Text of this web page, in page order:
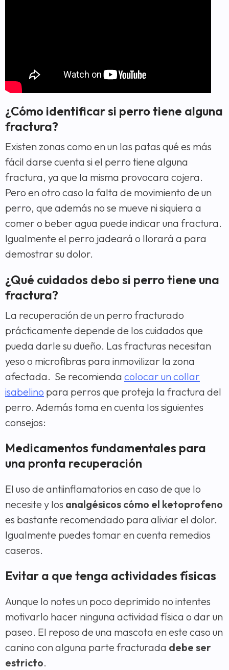
¿Cómo identificar si perro tiene alguna
fractura?
Existen zonas como en un las patas qué es más
fácil darse cuenta si el perro tiene alguna
fractura, ya que la misma provocara cojera.
Pero en otro caso la falta de movimiento de un
perro, que además no se mueve ni siquiera a
comer o beber agua puede indicar una fractura.
Igualmente el perro jadeará o llorará a para
demostrar su dolor.
¿Qué cuidados debo si perro tiene una
fractura?
La recuperación de un perro fracturado
prácticamente depende de los cuidados que
pueda darle su dueño. Las fracturas necesitan
yeso o microfibras para inmovilizar la zona
afectada. Se recomienda colocar un collar
isabelino para perros que proteja la fractura del
perro. Además toma en cuenta los siguientes
consejos:
Medicamentos fundamentales para
una pronta recuperación
El uso de antiinflamatorios en caso de que lo
necesite y los analgésicos cómo el ketoprofeno
es bastante recomendado para aliviar el dolor.
Igualmente puedes tomar en cuenta remedios
caseros.
Evitar a que tenga actividades físicas
Aunque lo notes un poco deprimido no intentes
motivarlo hacer ninguna actividad física o dar un
paseo. El reposo de una mascota en este caso un
canino con alguna parte fracturada debe ser
estricto.